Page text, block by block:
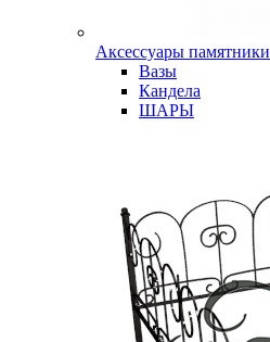
Аксессуары памятники
Вазы
Кандела
ШАРЫ